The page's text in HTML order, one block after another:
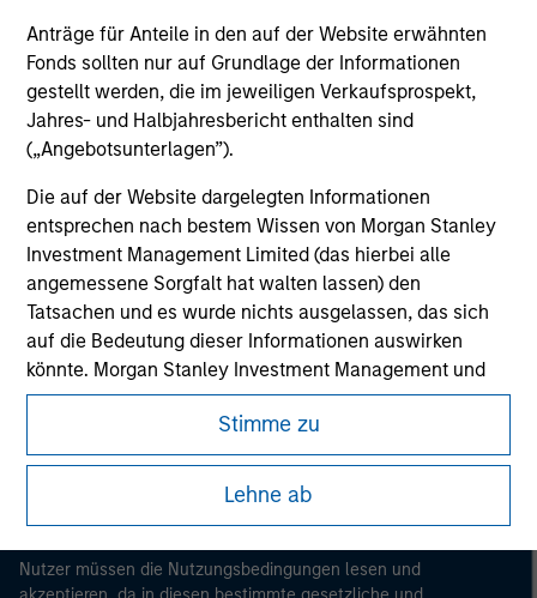
Anträge für Anteile in den auf der Website erwähnten
Fonds sollten nur auf Grundlage der Informationen
gestellt werden, die im jeweiligen Verkaufsprospekt,
Jahres- und Halbjahresbericht enthalten sind
(„Angebotsunterlagen”).
Die auf der Website dargelegten Informationen
entsprechen nach bestem Wissen von Morgan Stanley
Investment Management Limited (das hierbei alle
angemessene Sorgfalt hat walten lassen) den
Tatsachen und es wurde nichts ausgelassen, das sich
auf die Bedeutung dieser Informationen auswirken
könnte. Morgan Stanley Investment Management und
seine verbundenen Unternehmen haften jedoch weder
für die Richtigkeit dieser Informationen noch für Fehler
oder Auslassungen durch Dritte.
Um die Nutzung von Anlagefonds für Geldwäsche zu
verhindern, gelten für im Finanzsektor tätige Personen
besondere Verpflichtungen. Vor diesem Hintergrund ist
ein Verfahren zur Identifizierung von Fondszeichnern
Stimme zu
Lehne ab
for further details.
Morgan Stanley
Morgan Stanley Careers
Dieses Dokument ist ein Marketingdokument.
Nutzer müssen die Nutzungsbedingungen lesen und